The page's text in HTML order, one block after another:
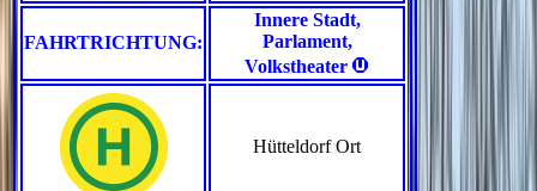
FAHRTRICHTUNG:
Innere Stadt,
Parlament,
Volkstheater >
Hütteldorf Ort